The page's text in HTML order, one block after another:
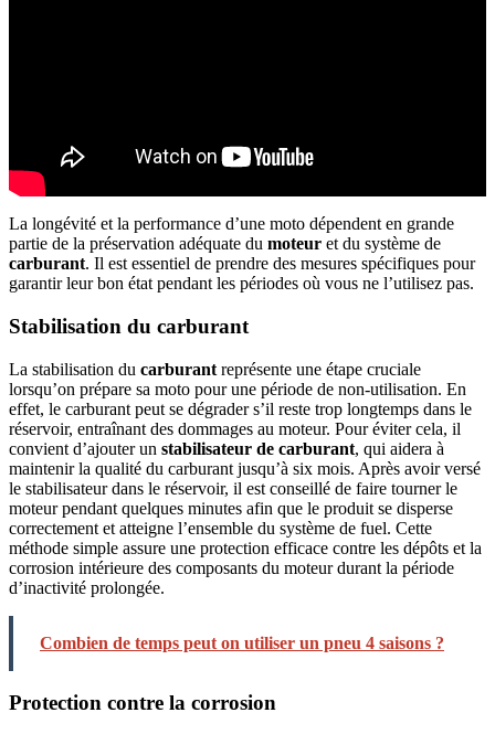
La longévité et la performance d’une moto dépendent en grande
partie de la préservation adéquate du moteur et du système de
carburant. Il est essentiel de prendre des mesures spécifiques pour
garantir leur bon état pendant les périodes où vous ne l’utilisez pas.
Stabilisation du carburant
La stabilisation du carburant représente une étape cruciale
lorsqu’on prépare sa moto pour une période de non-utilisation. En
effet, le carburant peut se dégrader s’il reste trop longtemps dans le
réservoir, entraînant des dommages au moteur. Pour éviter cela, il
convient d’ajouter un stabilisateur de carburant, qui aidera à
maintenir la qualité du carburant jusqu’à six mois. Après avoir versé
le stabilisateur dans le réservoir, il est conseillé de faire tourner le
moteur pendant quelques minutes afin que le produit se disperse
correctement et atteigne l’ensemble du système de fuel. Cette
méthode simple assure une protection efficace contre les dépôts et la
corrosion intérieure des composants du moteur durant la période
d’inactivité prolongée.
Combien de temps peut on utiliser un pneu 4 saisons ?
Protection contre la corrosion